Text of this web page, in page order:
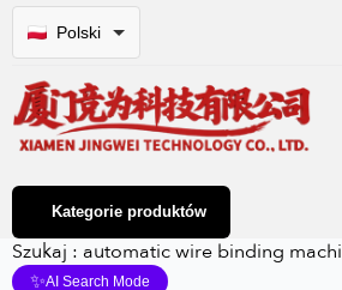
Polski
Kategorie produktów
Szukaj : automatic wire binding
✨AI Search Mode